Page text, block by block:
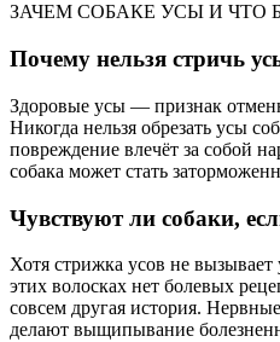
ЗАЧЕМ СОБАКЕ УСЫ И ЧТО
Почему нельзя стричь
Здоровые усы — признак
Никогда нельзя обрезать усы
повреждение влечёт за собой
собака может стать
Чувствуют ли собаки,
Хотя стрижка усов не вызывает
этих волосках нет болевых
совсем другая история.
делают выщипывание